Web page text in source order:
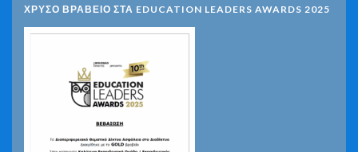
ΧΡΥΣΟ ΒΡΑΒΕΙΟ ΣΤΑ EDUCATION LEADERS AWARDS 2025